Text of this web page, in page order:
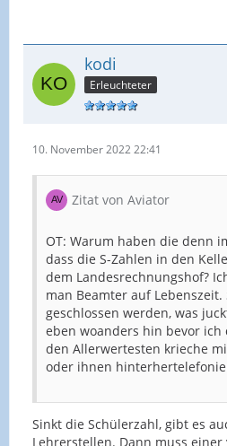
kodi
Erleuchteter
10. November 2022 22:41
Zitat von Aviator
OT: Warum haben die denn
dass die S-Zahlen in den
dem Landesrechnungshof?
man Beamter auf Lebenszeit.
geschlossen werden, was
eben woanders hin bevor
den Allerwertesten krieche
oder ihnen
Sinkt die Schülerzahl, gibt es
Lehrerstellen. Dann muss